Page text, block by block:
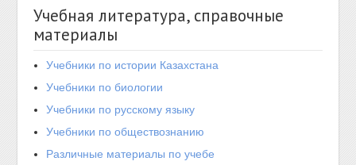
Учебная литература, справочные
материалы
Учебники по истории Казахстана
Учебники по биологии
Учебники по русскому языку
Учебники по обществознанию
Различные материалы по учебе